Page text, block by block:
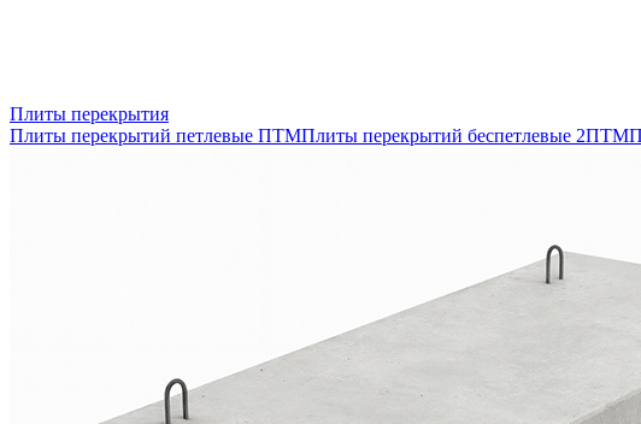
Плиты перекрытия
Плиты перекрытий петлевые ПТМПлиты перекрытий беспетлевые 2ПТМ